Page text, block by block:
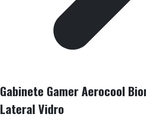
Gabinete Gamer Aerocool
Lateral Vidro